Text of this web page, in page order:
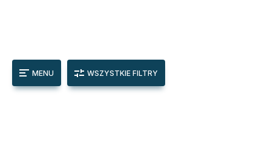
MENU WSZYSTKIE FILTRY